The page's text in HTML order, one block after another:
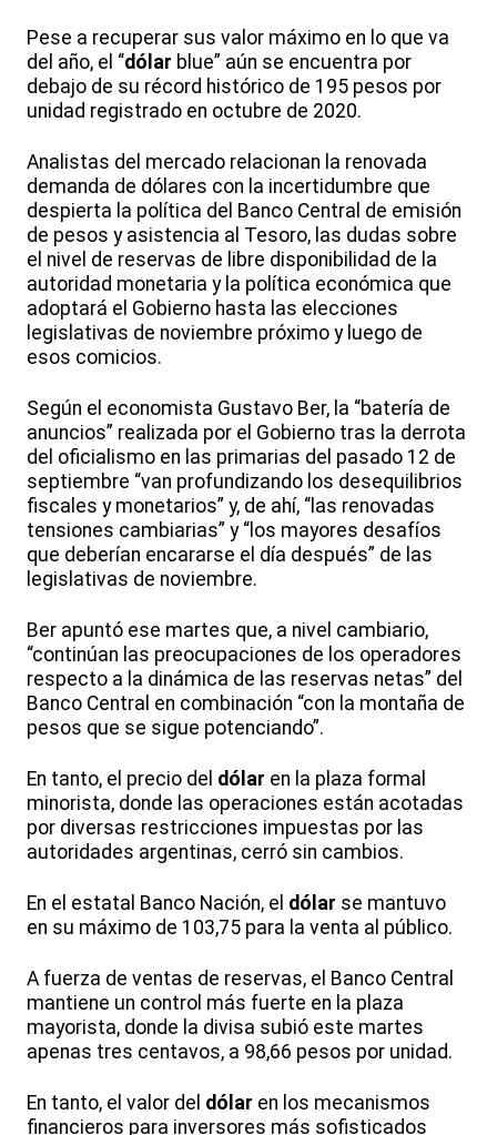
Pese a recuperar sus valor máximo en lo que va
del año, el “dólar blue” aún se encuentra por
debajo de su récord histórico de 195 pesos por
unidad registrado en octubre de 2020.
Analistas del mercado relacionan la renovada
demanda de dólares con la incertidumbre que
despierta la política del Banco Central de emisión
de pesos y asistencia al Tesoro, las dudas sobre
el nivel de reservas de libre disponibilidad de la
autoridad monetaria y la política económica que
adoptará el Gobierno hasta las elecciones
legislativas de noviembre próximo y luego de
esos comicios.
Según el economista Gustavo Ber, la “batería de
anuncios” realizada por el Gobierno tras la derrota
del oficialismo en las primarias del pasado 12 de
septiembre “van profundizando los desequilibrios
fiscales y monetarios” y, de ahí, “las renovadas
tensiones cambiarias” y “los mayores desafíos
que deberían encararse el día después” de las
legislativas de noviembre.
Ber apuntó ese martes que, a nivel cambiario,
“continúan las preocupaciones de los operadores
respecto a la dinámica de las reservas netas” del
Banco Central en combinación “con la montaña de
pesos que se sigue potenciando”.
En tanto, el precio del dólar en la plaza formal
minorista, donde las operaciones están acotadas
por diversas restricciones impuestas por las
autoridades argentinas, cerró sin cambios.
En el estatal Banco Nación, el dólar se mantuvo
en su máximo de 103,75 para la venta al público.
A fuerza de ventas de reservas, el Banco Central
mantiene un control más fuerte en la plaza
mayorista, donde la divisa subió este martes
apenas tres centavos, a 98,66 pesos por unidad.
En tanto, el valor del dólar en los mecanismos
financieros para inversores más sofisticados